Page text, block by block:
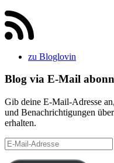
zu Bloglovin
Blog via E-Mail
Gib deine E-Mail-Adresse
und Benachrichtigungen
erhalten.
E-
Mail-